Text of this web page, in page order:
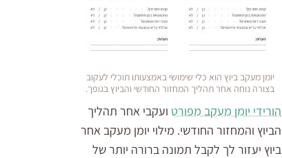
יומן מעקב ביוץ הוא כלי שימושי באמצעותו תוכלי לעקוב
בצורה נוחה אחר תהליך המחזור החודשי והביוץ בגופך.
הורידי יומן מעקב מפורט ועקבי אחר תהליך
הביוץ והמחזור החודשי. מילוי יומן מעקב אחר
ביוץ יעזור לך לקבל תמונה ברורה יותר של